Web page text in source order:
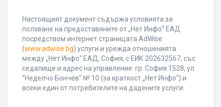
Настоящият документ съдържа условията за
ползване на предоставяните от „Нет Инфо“ ЕАД
посредством интернет страницата AdWise
(www.adwise.bg) услуги и урежда отношенията
между „Нет Инфо“ ЕАД, София, с ЕИК 202632567, със
седалище и адрес на управление: гр. София 1528, ул.
"Неделчо Бончев" № 10 (за краткост „Нет Инфо“) и
всеки един от потребителите на дадените услуги.